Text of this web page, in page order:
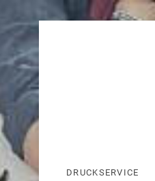
Skip
DRUCKSERVICE